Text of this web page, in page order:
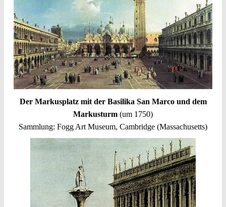
Der Markusplatz mit der Basilika San Marco und dem
Markusturm (um 1750)
Sammlung: Fogg Art Museum, Cambridge (Massachusetts)